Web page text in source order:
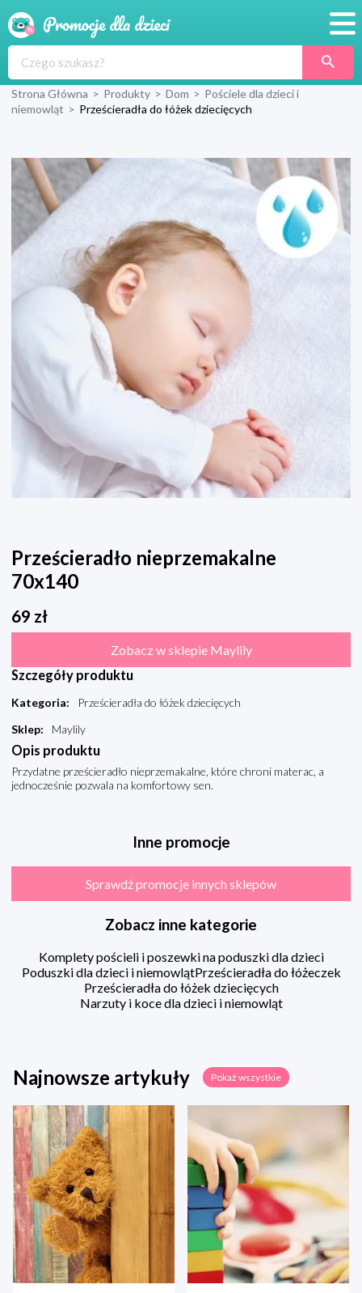
Produkty
Wyprawka
Strona Główna > Produkty > Dom > Pościele dla dzieci i
niemowląt > Prześcieradła do łóżek dziecięcych
Prześcieradło nieprzemakalne
70x140
69 zł
Zobacz w sklepie Maylily
Szczegóły produktu
Kategoria:
Prześcieradła do łóżek dziecięcych
Sklep: Maylily
Opis produktu
Przydatne prześcieradło nieprzemakalne, które chroni materac, a
jednocześnie pozwala na komfortowy sen.
Inne promocje
Sprawdź promocje innych sklepów
Zobacz inne kategorie
Komplety pościeli i poszewki na poduszki dla dzieci
Poduszki dla dzieci i niemowlątPrześcieradła do łóżeczek
Prześcieradła do łóżek dziecięcych
Narzuty i koce dla dzieci i niemowląt
Najnowsze artykuły Pokaż wszystkie